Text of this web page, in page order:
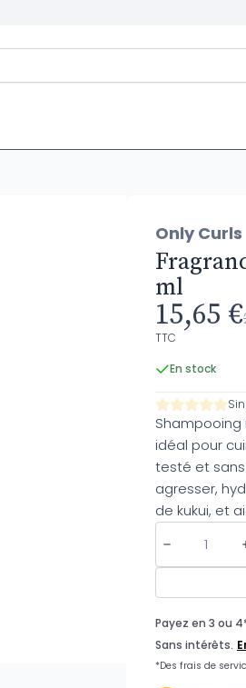
Only Curls
ml
15,65 €
TTC
En stock
idéal pour
testé et
agresser,
de kukui, et